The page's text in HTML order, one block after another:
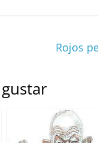
s tir
Rojos